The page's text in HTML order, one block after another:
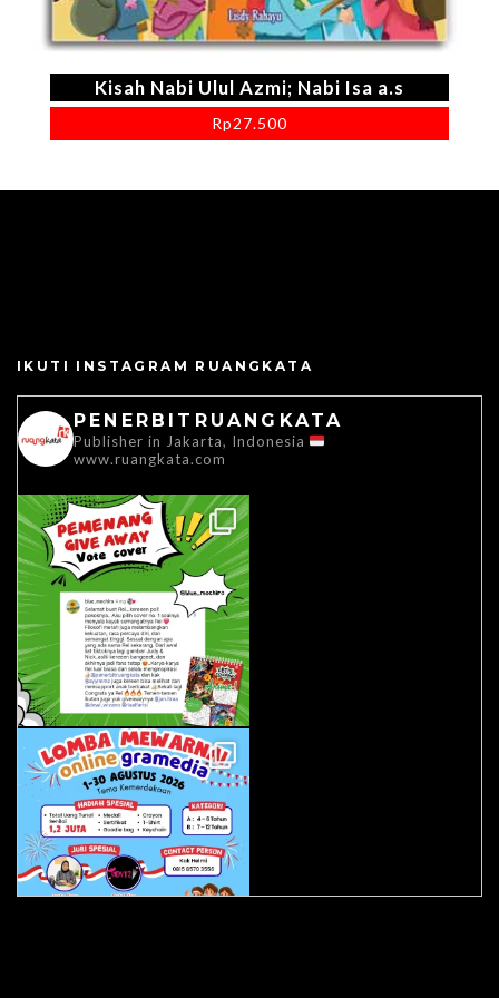
Kisah Nabi Ulul Azmi; Nabi Isa a.s
Rp27.500
IKUTI INSTAGRAM RUANGKATA
PENERBITRUANGKATA
Publisher in Jakarta, Indonesia
www.ruangkata.com